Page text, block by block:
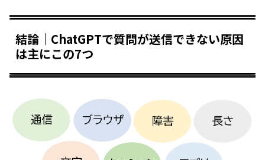
結論｜ChatGPTで質問が送信できない原因
は主にこの7つ